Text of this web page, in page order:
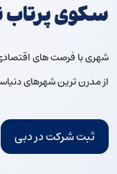
سکوی پرتاب
شهرى با فرصت هاى
از مدرن ترین شهرهاى
ثبت شرکت در دبی